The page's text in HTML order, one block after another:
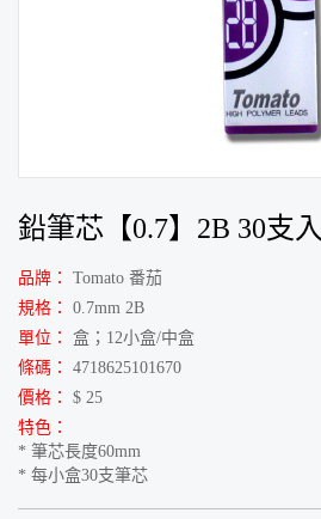
鉛筆芯【0.7】2B 30支入
品牌：
Tomato 番茄
規格：
0.7mm 2B
單位：
盒；12小盒/中盒
條碼：
4718625101670
價格：
$ 25
特色：
* 筆芯長度60mm
* 每小盒30支筆芯